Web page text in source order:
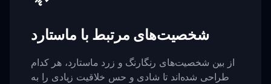
شخصیت‌های مرتبط با ماستارد
از بین شخصیت‌های رنگارنگ و زرد ماستارد، هر کدام
طراحی شده‌اند تا شادی و حس خلاقیت زیادی را به